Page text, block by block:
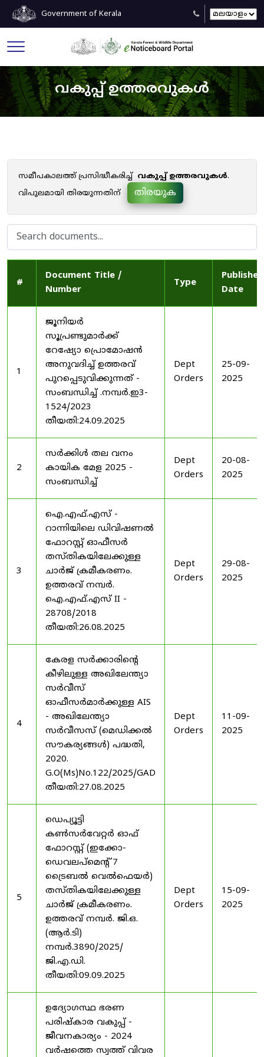
Government of Kerala
വകുപ്പ് ഉത്തരവുകൾ
സമീപകാലത്ത് പ്രസിദ്ധീകരിച്ച് വകുപ്പ് ഉത്തരവുകൾ.
വിപുലമായി തിരയുന്നതിന്
തിരയുക
#
Document Title /
Number
Type
Published
Date
1
ജൂനിയർ
സൂപ്രണ്ടുമാർക്ക്
റേഷ്യോ പ്രൊമോഷൻ
അനുവദിച്ച് ഉത്തരവ്
പുറപ്പെടുവിക്കുന്നത് -
സംബന്ധിച്ച് .നമ്പർ.ഇ3-
1524/2023
തീയതി:24.09.2025
Dept
Orders
25-09-
2025
2
സർക്കിൾ തല വനം
കായിക മേള 2025 -
സംബന്ധിച്ച്
Dept
Orders
20-08-
2025
3
ഐ.എഫ്.എസ് -
റാന്നിയിലെ ഡിവിഷണൽ
ഫോറസ്റ്റ് ഓഫീസർ
തസ്തികയിലേക്കുള്ള
ചാർജ് ക്രമീകരണം.
ഉത്തരവ് നമ്പർ.
ഐ.എഫ്.എസ് II -
28708/2018
തീയതി:26.08.2025
Dept
Orders
29-08-
2025
4
കേരള സർക്കാരിന്റെ
കീഴിലുള്ള അഖിലേന്ത്യാ
സർവീസ്
ഓഫീസർമാർക്കുള്ള AIS
- അഖിലേന്ത്യാ
സർവീസസ് (മെഡിക്കൽ
സൗകര്യങ്ങൾ) പദ്ധതി,
2020.
G.O(Ms)No.122/2025/GAD
തീയതി:27.08.2025
Dept
Orders
11-09-
2025
5
ഡെപ്യൂട്ടി
കൺസർവേറ്റർ ഓഫ്
ഫോറസ്റ്റ് (ഇക്കോ-
ഡെവലപ്മെന്റ് 7
ട്രൈബൽ വെൽഫെയർ)
തസ്തികയിലേക്കുള്ള
ചാർജ് ക്രമീകരണം.
ഉത്തരവ് നമ്പർ. ജി.ഒ.
(ആർ.ടി)
നമ്പർ.3890/2025/
ജി.എ.ഡി.
തീയതി:09.09.2025
Dept
Orders
15-09-
2025
ഉദ്യോഗസ്ഥ ഭരണ
പരിഷ്കാര വകുപ്പ് -
ജീവനകാര്യം - 2024
വർഷത്തെ സ്വത്ത് വിവര